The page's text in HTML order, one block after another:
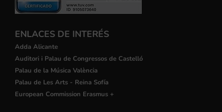
ENLACES DE INTERÉS
Adda Alicante
Auditori i Palau de Congressos de Castelló
Palau de la Música València
Palau de Les Arts - Reina Sofía
European Commission Erasmus +